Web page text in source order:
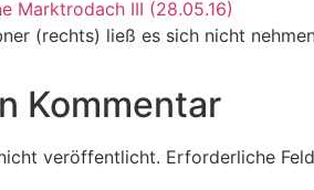
(rechts) ließ es sich nicht
Kommentar
veröffentlicht. Erforderliche